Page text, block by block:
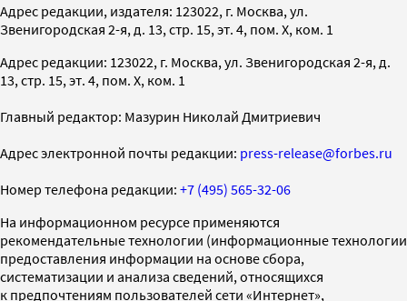
Адрес редакции, издателя: 123022, г. Москва, ул.
Звенигородская 2-я, д. 13, стр. 15, эт. 4, пом. X, ком. 1
Адрес редакции: 123022, г. Москва, ул. Звенигородская 2-я, д.
13, стр. 15, эт. 4, пом. X, ком. 1
Главный редактор: Мазурин Николай Дмитриевич
Адрес электронной почты редакции: press-release@forbes.ru
Номер телефона редакции: +7 (495) 565-32-06
На информационном ресурсе применяются
рекомендательные технологии (информационные технологии
предоставления информации на основе сбора,
систематизации и анализа сведений, относящихся
к предпочтениям пользователей сети «Интернет»,